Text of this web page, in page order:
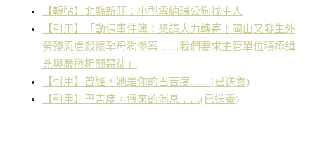
【轉貼】北縣新莊：小型雪納瑞公狗找主人
【引用】「動保事件簿：懇請大力轉寄！岡山又發生外
勞殘忍虐殺懷孕母狗慘案……我們要求主管單位積極緝
兇與嚴懲相關惡徒」
【引用】曾經，她是你的巴吉度……(已送養)
【引用】巴吉度，傳來的消息……(已送養)